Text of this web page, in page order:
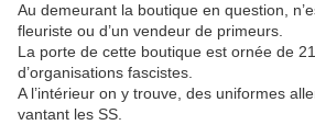
Au demeurant la boutique en question,
fleuriste ou d’un vendeur de primeurs.
La porte de cette boutique est ornée de
d’organisations fascistes.
A l’intérieur on y trouve, des uniformes
vantant les SS.